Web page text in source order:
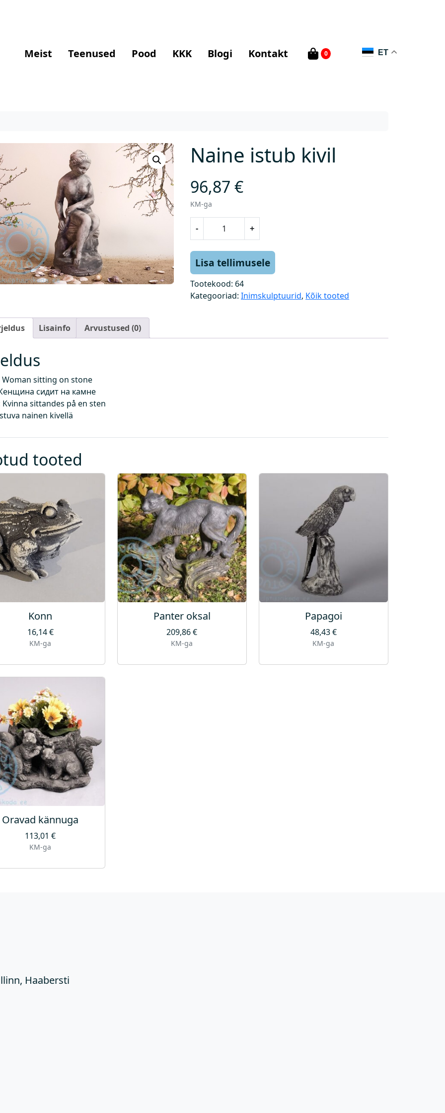
Meist Teenused Pood KKK Blogi Kontakt 0 ET
Naine istub kivil
96,87€
KM-ga
-
e
i
s
k
u
+
Lisa tellimusele
Tootekood: 64
Kategooriad:Inimskulptuurid, Kõik tooted
Lisainfo Arvustused (0)
Woman sitting on stone
сидит на камне
Kvinna sittandes på en sten
nainen kivellä
tooted
Konn
16,14€
KM-ga
Panter oksal
209,86€
KM-ga
Papagoi
48,43€
KM-ga
Oravad kännuga
113,01€
KM-ga
Haabersti